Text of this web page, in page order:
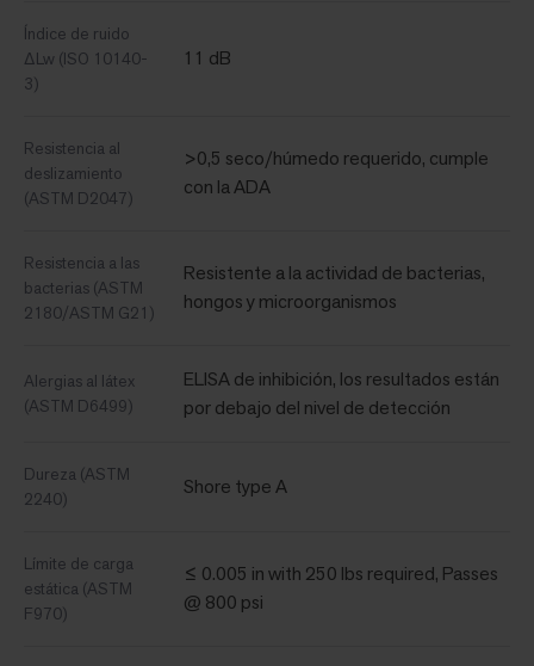
Índice de ruido
ΔLw (ISO 10140-
3)
11 dB
Resistencia al
deslizamiento
(ASTM D2047)
>0,5 seco/húmedo requerido, cumple
con la ADA
Resistencia a las
bacterias (ASTM
2180/ASTM G21)
Resistente a la actividad de bacterias,
hongos y microorganismos
Alergias al látex
(ASTM D6499)
ELISA de inhibición, los resultados están
por debajo del nivel de detección
Dureza (ASTM
2240)
Shore type A
Límite de carga
estática (ASTM
F970)
≤ 0.005 in with 250 lbs required, Passes
@ 800 psi